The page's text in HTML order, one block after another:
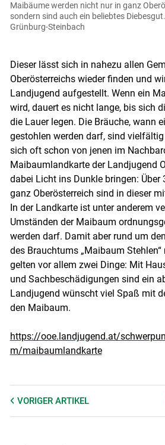
Skip to main
Maibäume werden nicht nur in ganz
sondern sind auch ein beliebtes Diebesgut.
Grünburg-Steinbach
Dieser lässt sich in nahezu allen
Oberösterreichs wieder finden und
Landjugend aufgestellt. Wenn ein
wird, dauert es nicht lange, bis sich
die Lauer legen. Die Bräuche, wann
gestohlen werden darf, sind
sich oft schon von jenen im
Maibaumlandkarte der Landjugend
dabei Licht ins Dunkle bringen: Über
ganz Oberösterreich sind in dieser
In der Landkarte ist unter anderem
Umständen der Maibaum
werden darf. Damit aber rund um
des Brauchtums „Maibaum
gelten vor allem zwei Dinge: Mit
und Sachbeschädigungen sind ein
Landjugend wünscht viel Spaß mit
den Maibaum.
https://ooe.landjugend.at/
m/maibaumlandkarte
VORIGER ARTIKEL